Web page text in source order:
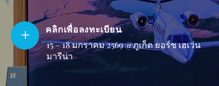
L คลิกเพื่อลงทะเบียน
15 – 18 มกราคม 2569 @ภูเก็ต ยอร์ช เฮเว่น
มารีน่า